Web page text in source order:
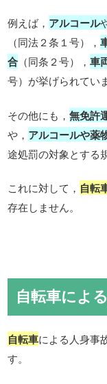
例えば， アルコール
（同法２条１号），
合 （同条２号），車
号）が挙げられてい
その他にも，無免許
や， アルコールや薬
途処罰の対象とする
これに対して， 自転
存在しません。
自転車によ
自転車による人身事
す。